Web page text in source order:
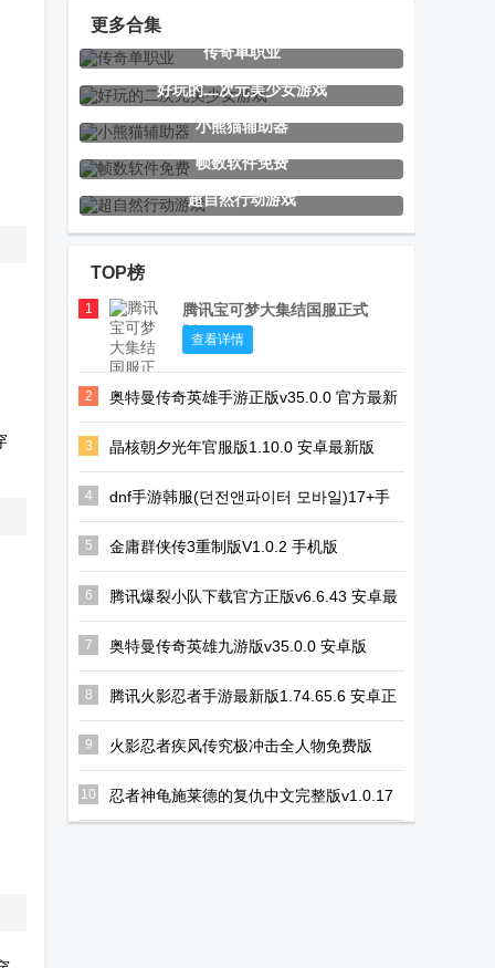
KOF
Dream edge
怒之铁拳
七星虚拟机
Winlator
FBN街机HD最
新版
盖世游戏精简
版(GameHub
lite)
最新版
Xbox官方手机
客户端
器
(NetherSX2)
戏手机版
更多合集
传奇单职业
好玩的二次元美少女游戏
小熊猫辅助器
帧数软件免费
超自然行动游戏
TOP榜
1
腾讯宝可梦大集结国服正式
版查看详情
2
奥特曼传奇英雄手游正版v35.0.0 官方最新
版
3 晶核朝夕光年官服版1.10.0 安卓最新版
4
dnf手游韩服(던전앤파이터 모바일)17+手
游35.4.0安卓最新版
5 金庸群侠传3重制版V1.0.2 手机版
6
腾讯爆裂小队下载官方正版v6.6.43 安卓最
新版
7 奥特曼传奇英雄九游版v35.0.0 安卓版
8
腾讯火影忍者手游最新版1.74.65.6 安卓正
版
9
火影忍者疾风传究极冲击全人物免费版
2023.10.24.11 安卓版
10
忍者神龟施莱德的复仇中文完整版v1.0.17
最新版